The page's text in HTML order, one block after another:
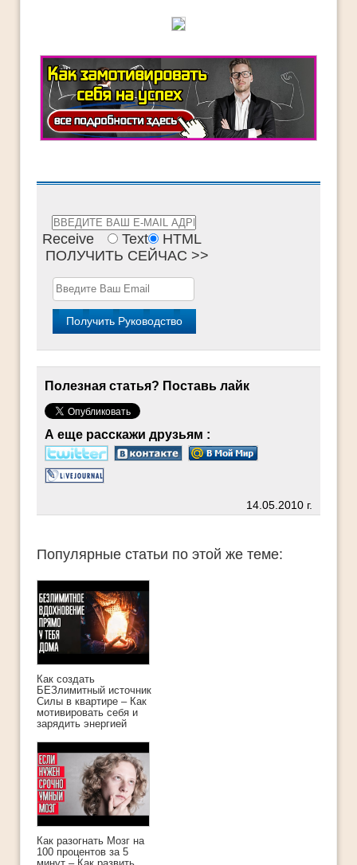
Receive Text
HTML
ПОЛУЧИТЬ СЕЙЧАС >>
Полезная статья? Поставь лайк
А еще расскажи друзьям :
14.05.2010 г.
Популярные статьи по этой же теме:
Как создать
БЕЗлимитный источник
Силы в квартире – Как
мотивировать себя и
зарядить энергией
Как разогнать Мозг на
100 процентов за 5